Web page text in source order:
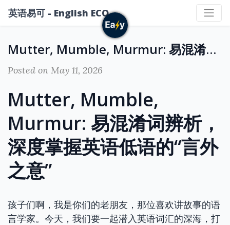
英语易可 - English ECO
Mutter, Mumble, Murmur: 易混淆词辨析，深度掌握英语低语的“言外之意”
Posted on May 11, 2026
Mutter, Mumble,
Murmur: 易混淆词辨析，
深度掌握英语低语的“言外
之意”
孩子们啊，我是你们的老朋友，那位喜欢讲故事的语
言学家。今天，我们要一起潜入英语词汇的深海，打